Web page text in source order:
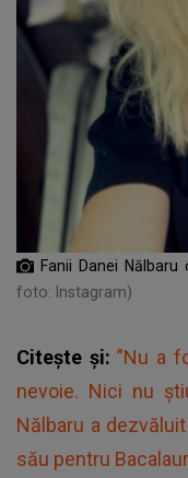
Fanii Danei
foto: Instagram)
Citește și:”Nu a
nevoie. Nici nu
Nălbaru a
său pentru